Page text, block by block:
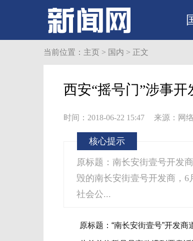
当前位置： 主页 > 国内 > 正文
西安“摇号门”涉事
时间：2018-06-22 15:47 来源：网
核心提示
原标题：南长安街壹号开发
毁的南长安街壹号开发商，
社会公...
原标题：“南长安街壹号”开发商